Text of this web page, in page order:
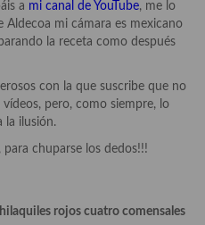
a mi canal de YouTube, me lo
Aldecoa mi cámara es mexicano
la receta como después
con la que suscribe que no
pero, como siempre, lo
la ilusión.
para chuparse los dedos!!!
rojos cuatro comensales